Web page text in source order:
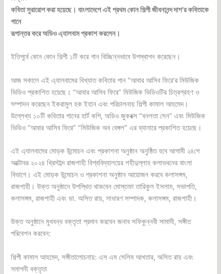
কবিতা সুরারোপ করা হয়েছে। বাংলাদেশে এই প্রথম কোন শিল্পী জীবনানন্দ দাশ’র কবিতাকে
গানে
রূপান্তর করে অডিও এ্যালবাম প্রকাশ করলেন।
ইতিপূর্বে কোন কোন শিল্পী ১টি করে গান বিচ্ছিন্নভাবে উপস্থাপন করেছেন।
আজ সকালে এই এ্যালবামের বিখ্যাত কবিতার গান “আবার আসিব ফিরে’র মিউজিক
ভিডিও প্রকাশিত হয়েছে। “আবার আসিব ফিরে” মিউজিক ভিডিওটির চিত্রগ্রহণ ও
সম্পাদন করেছেন ইকরামুল হক ইহান এবং পরিচালনায় শিল্পী কামাল আহমেদ।
উল্লেখ্য ১০টি কবিতার গানের হার্ট কপি, অডিও জুকবক্স “বনলতা সেন” এবং মিউজিক
ভিডিও “আবার আসিব ফিরে” “মিউজিক অব বেঙ্গল” এর ব্যানারে প্রকাশিত হয়েছে।
এই এ্যালবামের মোড়ক উন্মোচন এবং প্রকাশনা অনুষ্ঠান অনুষ্ঠিত হবে আগামী ২৪শে
অক্টোবর ২০২৪ খ্রিস্টাব্দ রাজশাহী বিশ্ববিদ্যালয়ের শহীদুল্লাহ কলাভবনের বাংলা
বিভাগে। এই মোড়ক উন্মোচন ও প্রকাশনা অনুষ্ঠান আয়োজন করবে কলাসঙ্গম,
রাজশাহী। উক্ত অনুষ্ঠানে উপস্থিত থাকবেন মোস্তফা তারিকুল ইসলাম, সভাপতি,
কলাসঙ্গম, রাজশাহী এবং ডা. অসিত রায়, সাধারণ সম্পাদক, কলাসঙ্গম, রাজশাহী।
উক্ত অনুষ্ঠানে মুখবন্ধ বক্তৃতা প্রদান করবেন জনাব সফিকুন্নবী সামাদী, সঙ্গীত
পরিবেশন করবেন:
শিল্পী কামাল আহমেদ, সঙ্গীতালোচনায়: এস এম সেলিম আখতার, অসিত রায় এবং
সমাপনী বক্তৃতা